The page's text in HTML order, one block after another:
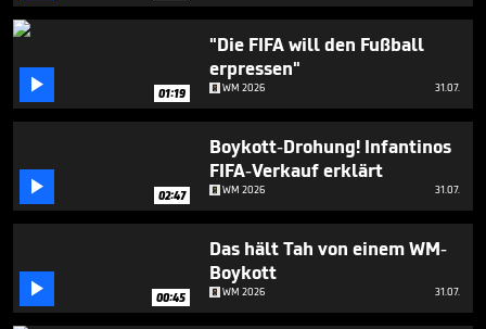
 01:19
"Die FIFA will den Fußball
erpressen"
WM 2026 31.07.
 02:47
Boykott-Drohung! Infantinos
FIFA-Verkauf erklärt
WM 2026 31.07.
 00:45
Das hält Tah von einem WM-
Boykott
WM 2026 31.07.